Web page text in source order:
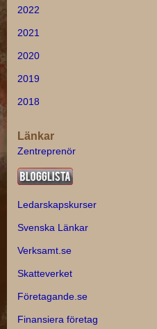
2022
2021
2020
2019
2018
Länkar
Zentreprenör
Ledarskapskurser
Svenska Länkar
Verksamt.se
Skatteverket
Företagande.se
Finansiera företag